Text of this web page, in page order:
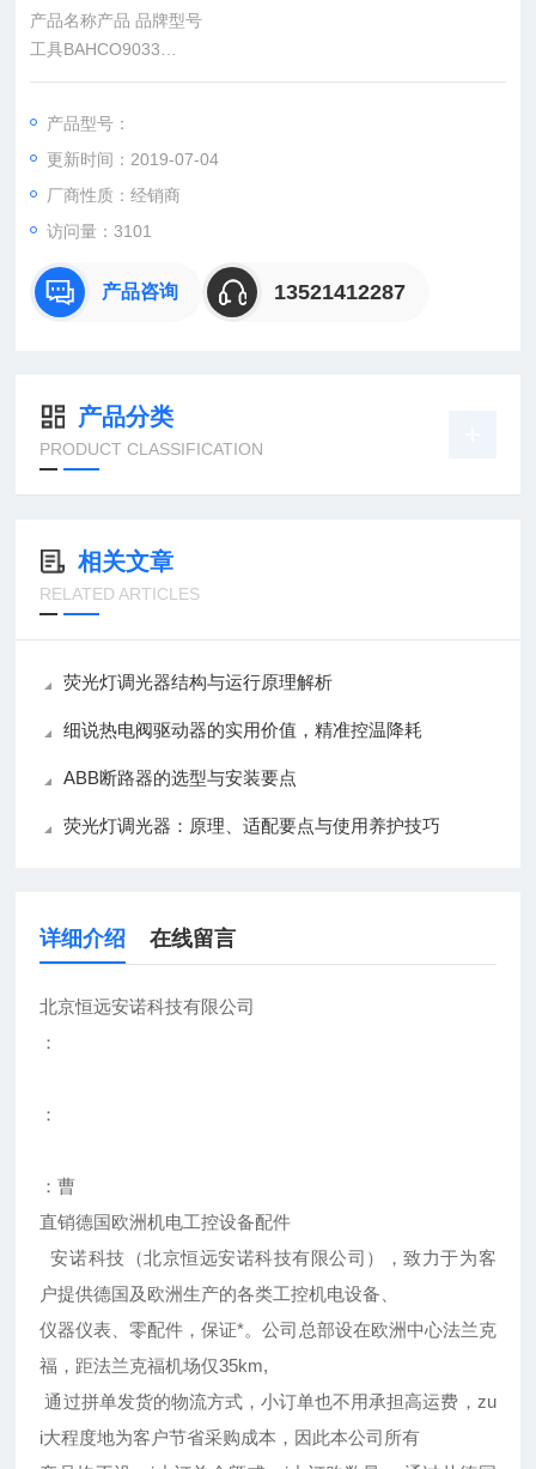
产品名称产品 品牌型号
工具BAHCO9033
气缸MONTECHKUS-25-120-SD
工具BAHCO9070P
工具BAHCO9072P
UPS电源MASTERGUARDA1000-19 1000VA 700W SN.6A1213
4947
KEY
产品型号：
更新时间：2019-07-04
厂商性质：经销商
访问量：3101
产品咨询 13521412287
产品分类
PRODUCT CLASSIFICATION
相关文章
RELATED ARTICLES
荧光灯调光器结构与运行原理解析
细说热电阀驱动器的实用价值，精准控温降耗
ABB断路器的选型与安装要点
荧光灯调光器：原理、适配要点与使用养护技巧
详细介绍 在线留言
北京恒远安诺科技有限公司
：
：
：曹
直销德国欧洲机电工控设备配件
安诺科技（北京恒远安诺科技有限公司），致力于为客
户提供德国及欧洲生产的各类工控机电设备、
仪器仪表、零配件，保证*。公司总部设在欧洲中心法兰克
福，距法兰克福机场仅35km,
通过拼单发货的物流方式，小订单也不用承担高运费，zu
i大程度地为客户节省采购成本，因此本公司所有